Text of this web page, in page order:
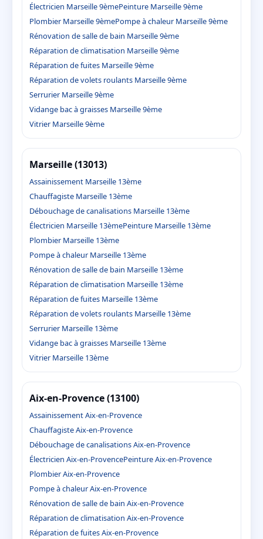
Électricien Marseille 9èmePeinture Marseille 9ème
Plombier Marseille 9èmePompe à chaleur Marseille 9ème
Rénovation de salle de bain Marseille 9ème
Réparation de climatisation Marseille 9ème
Réparation de fuites Marseille 9ème
Réparation de volets roulants Marseille 9ème
Serrurier Marseille 9ème
Vidange bac à graisses Marseille 9ème
Vitrier Marseille 9ème
Marseille (13013)
Assainissement Marseille 13ème
Chauffagiste Marseille 13ème
Débouchage de canalisations Marseille 13ème
Électricien Marseille 13èmePeinture Marseille 13ème
Plombier Marseille 13ème
Pompe à chaleur Marseille 13ème
Rénovation de salle de bain Marseille 13ème
Réparation de climatisation Marseille 13ème
Réparation de fuites Marseille 13ème
Réparation de volets roulants Marseille 13ème
Serrurier Marseille 13ème
Vidange bac à graisses Marseille 13ème
Vitrier Marseille 13ème
Aix-en-Provence (13100)
Assainissement Aix-en-Provence
Chauffagiste Aix-en-Provence
Débouchage de canalisations Aix-en-Provence
Électricien Aix-en-ProvencePeinture Aix-en-Provence
Plombier Aix-en-Provence
Pompe à chaleur Aix-en-Provence
Rénovation de salle de bain Aix-en-Provence
Réparation de climatisation Aix-en-Provence
Réparation de fuites Aix-en-Provence